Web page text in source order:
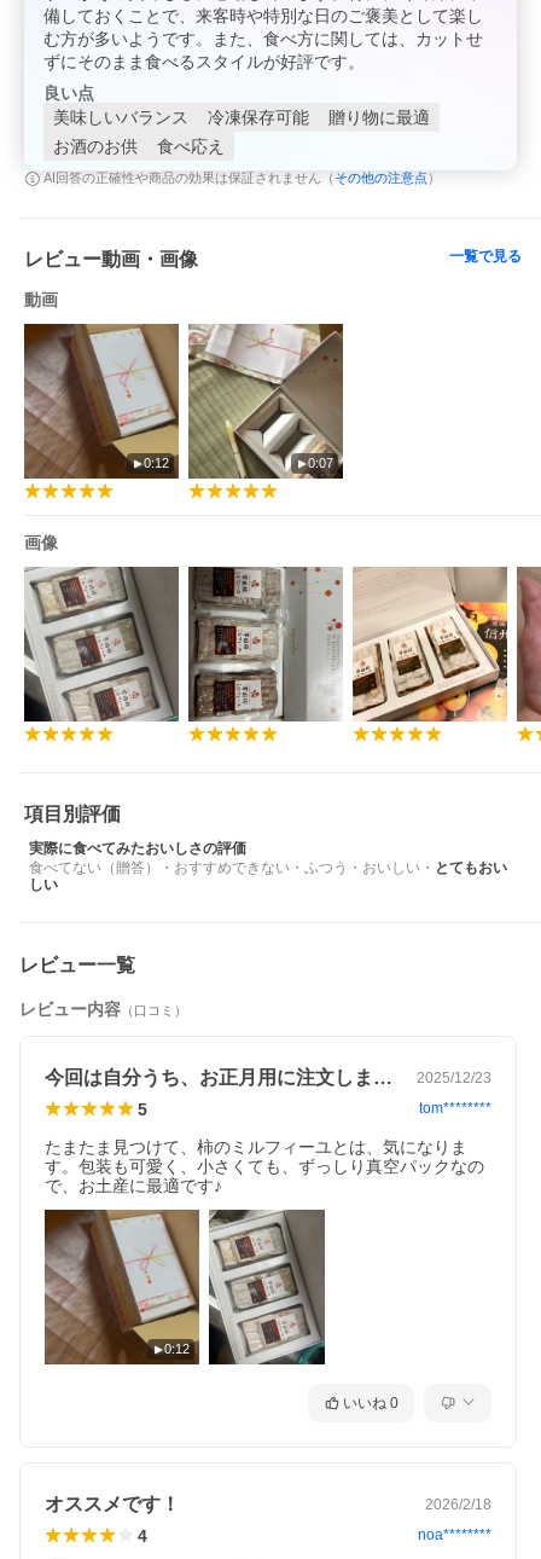
備しておくことで、来客時や特別な日のご褒美として楽し
む方が多いようです。また、食べ方に関しては、カットせ
ずにそのまま食べるスタイルが好評です。
良い点
美味しいバランス
冷凍保存可能
贈り物に最適
お酒のお供
食べ応え
AI回答の正確性や商品の効果は保証されません（ その他の注意点 ）
レビュー動画・画像 一覧で見る
動画
0:12 0:07
画像
項目別評価
実際に食べてみたおいしさの評価
食べてない（贈答）
・ おすすめできない ・ ふつう ・ おいしい ・ とてもおい
しい
レビュー一覧
レビュー内容 （口コミ）
今回は自分うち、お正月用に注文しました 2025/12/23
5 tom********
たまたま見つけて、柿のミルフィーユとは、気になりま
す。包装も可愛く、小さくても、ずっしり真空パックなの
で、お土産に最適です♪
0:12
いいね 0
オススメです！ 2026/2/18
4 noa********